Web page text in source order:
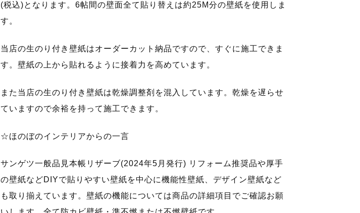
(税込)となります。6帖間の壁面全て貼り替えは約25M分の壁紙を使用しま
す。
当店の生のり付き壁紙はオーダーカット納品ですので、すぐに施工できま
す。壁紙の上から貼れるように接着力を高めています。
また当店の生のり付き壁紙は乾燥調整剤を混入しています。乾燥を遅らせ
ていますので余裕を持って施工できます。
☆ほのぼのインテリアからの一言
サンゲツ一般品見本帳リザーブ(2024年5月発行) リフォーム推奨品や厚手
の壁紙などDIYで貼りやすい壁紙を中心に機能性壁紙、デザイン壁紙など
も取り揃えています。壁紙の機能については商品の詳細項目でご確認お願